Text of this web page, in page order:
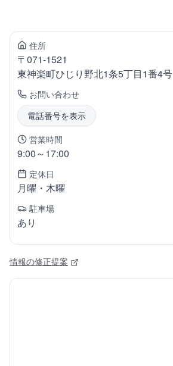
住所
〒071-1521
東神楽町ひじり野北1条5丁目1番4号
お問い合わせ
電話番号を表示
営業時間
9:00～17:00
定休日
月曜・木曜
駐車場
あり
情報の修正提案